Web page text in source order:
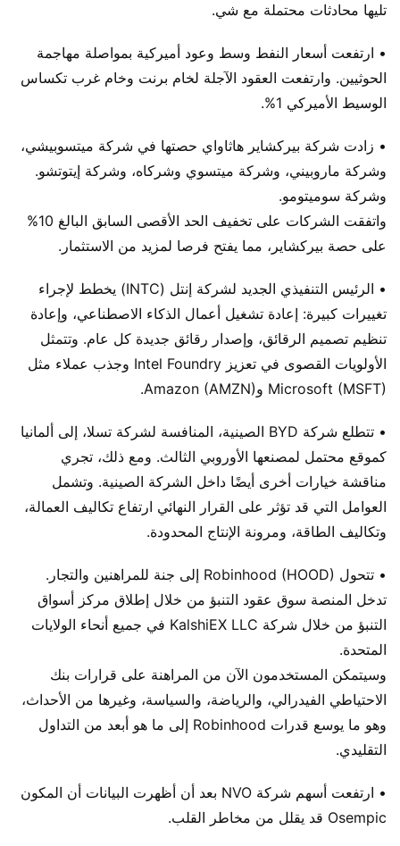
تليها محادثات محتملة مع شي.
• ارتفعت أسعار النفط وسط وعود أميركية بمواصلة مهاجمة
الحوثيين. وارتفعت العقود الآجلة لخام برنت وخام غرب تكساس
الوسيط الأميركي 1%.
• زادت شركة بيركشاير هاثاواي حصتها في شركة ميتسوبيشي،
وشركة ماروبيني، وشركة ميتسوي وشركاه، وشركة إيتوتشو.
وشركة سوميتومو.
واتفقت الشركات على تخفيف الحد الأقصى السابق البالغ 10%
على حصة بيركشاير، مما يفتح فرصا لمزيد من الاستثمار.
• الرئيس التنفيذي الجديد لشركة إنتل (INTC) يخطط لإجراء
تغييرات كبيرة: إعادة تشغيل أعمال الذكاء الاصطناعي، وإعادة
تنظيم تصميم الرقائق، وإصدار رقائق جديدة كل عام. وتتمثل
الأولويات القصوى في تعزيز Intel Foundry وجذب عملاء مثل
Microsoft (MSFT) وAmazon (AMZN).
• تتطلع شركة BYD الصينية، المنافسة لشركة تسلا، إلى ألمانيا
كموقع محتمل لمصنعها الأوروبي الثالث. ومع ذلك، تجري
مناقشة خيارات أخرى أيضًا داخل الشركة الصينية. وتشمل
العوامل التي قد تؤثر على القرار النهائي ارتفاع تكاليف العمالة،
وتكاليف الطاقة، ومرونة الإنتاج المحدودة.
• تتحول Robinhood (HOOD) إلى جنة للمراهنين والتجار.
تدخل المنصة سوق عقود التنبؤ من خلال إطلاق مركز أسواق
التنبؤ من خلال شركة KalshiEX LLC في جميع أنحاء الولايات
المتحدة.
وسيتمكن المستخدمون الآن من المراهنة على قرارات بنك
الاحتياطي الفيدرالي، والرياضة، والسياسة، وغيرها من الأحداث،
وهو ما يوسع قدرات Robinhood إلى ما هو أبعد من التداول
التقليدي.
• ارتفعت أسهم شركة NVO بعد أن أظهرت البيانات أن المكون
Osempic قد يقلل من مخاطر القلب.